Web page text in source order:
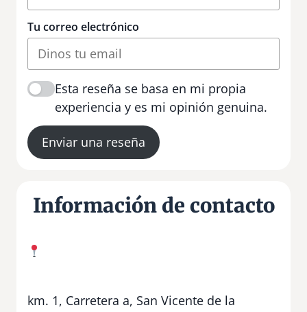
Tu correo electrónico
Esta reseña se basa en mi propia
experiencia y es mi opinión genuina.
Enviar una reseña
Información de contacto
km. 1, Carretera a, San Vicente de la